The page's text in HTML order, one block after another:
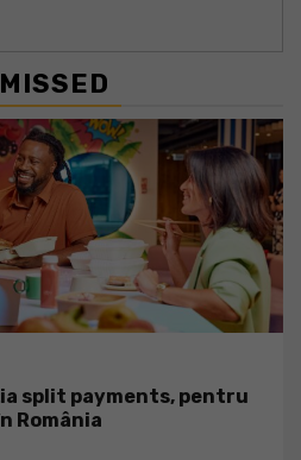
split payments, pentru
România